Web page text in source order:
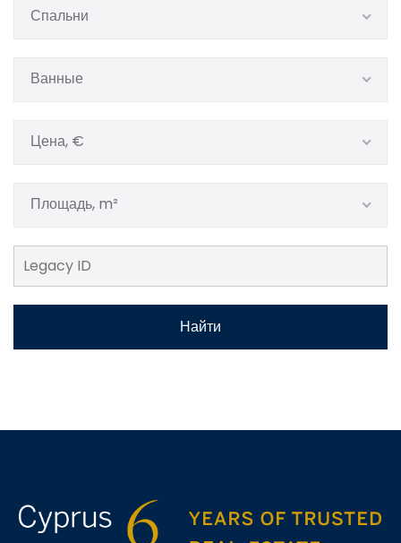
Спальни
Ванные
Цена, €
Площадь, m²
Найти